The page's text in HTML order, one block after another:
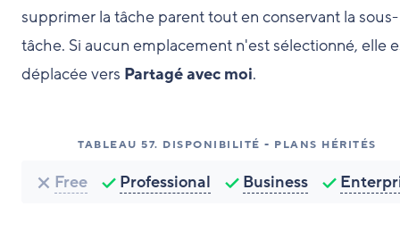
supprimer la tâche parent tout en conservant la sous-
tâche. Si aucun emplacement n'est sélectionné, elle
déplacée vers Partagé avec moi.
TABLEAU 57. DISPONIBILITÉ - PLANS HÉRITÉS
Free Professional Business